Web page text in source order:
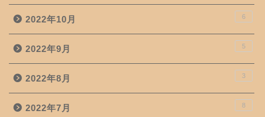
2022年10月 6
2022年9月 5
2022年8月 3
2022年7月 8